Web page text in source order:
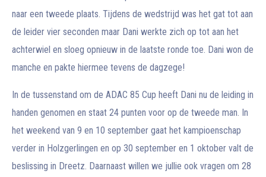
naar een tweede plaats. Tijdens de wedstrijd was het gat tot aan
de leider vier seconden maar Dani werkte zich op tot aan het
achterwiel en sloeg opnieuw in de laatste ronde toe. Dani won de
manche en pakte hiermee tevens de dagzege!
In de tussenstand om de ADAC 85 Cup heeft Dani nu de leiding in
handen genomen en staat 24 punten voor op de tweede man. In
het weekend van 9 en 10 september gaat het kampioenschap
verder in Holzgerlingen en op 30 september en 1 oktober valt de
beslissing in Dreetz. Daarnaast willen we jullie ook vragen om 28